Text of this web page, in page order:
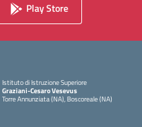
Play Store
Istituto di Istruzione Superiore
Graziani-Cesaro Vesevus
Torre Annunziata (NA), Boscoreale (NA)